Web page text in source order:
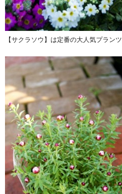
【サクラソウ】は定番の大人気プランツ